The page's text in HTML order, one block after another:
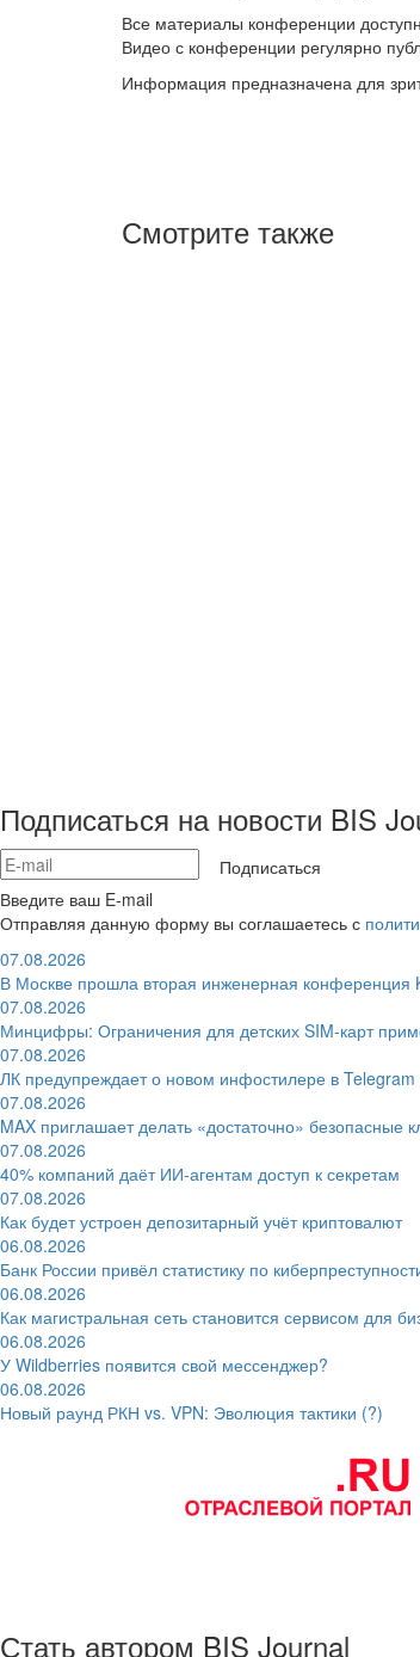
Все материалы конференции
Видео с конференции регулярно
Информация предназначена для
Смотрите также
Подписаться на новости BIS
Подписаться
Введите ваш E-mail
Отправляя данную форму вы соглашаетесь с
07.08.2026
В Москве прошла вторая инженерная конференция
07.08.2026
Минцифры: Ограничения для детских SIM-карт
07.08.2026
ЛК предупреждает о новом инфостилере в Telegram
07.08.2026
MAX приглашает делать «достаточно» безопасные
07.08.2026
40% компаний даёт ИИ‑агентам доступ к секретам
07.08.2026
Как будет устроен депозитарный учёт криптовалют
06.08.2026
Банк России привёл статистику по
06.08.2026
Как магистральная сеть становится сервисом для
06.08.2026
У Wildberries появится свой мессенджер?
06.08.2026
Новый раунд РКН vs. VPN: Эволюция тактики (?)
Стать автором BIS Journal